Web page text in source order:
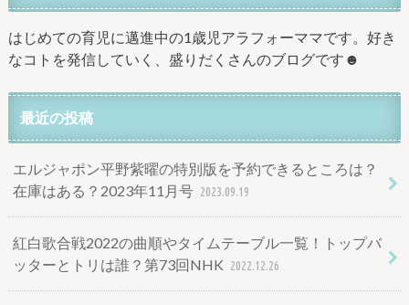
はじめての育児に邁進中の1歳児アラフォーママです。好き
なコトを発信していく、盛りだくさんのブログです☻
最近の投稿
エルジャポン平野紫曜の特別版を予約できるところは？
在庫はある？2023年11月号 2023.09.19
紅白歌合戦2022の曲順やタイムテーブル一覧！トップバ
ッターとトリは誰？第73回NHK 2022.12.26